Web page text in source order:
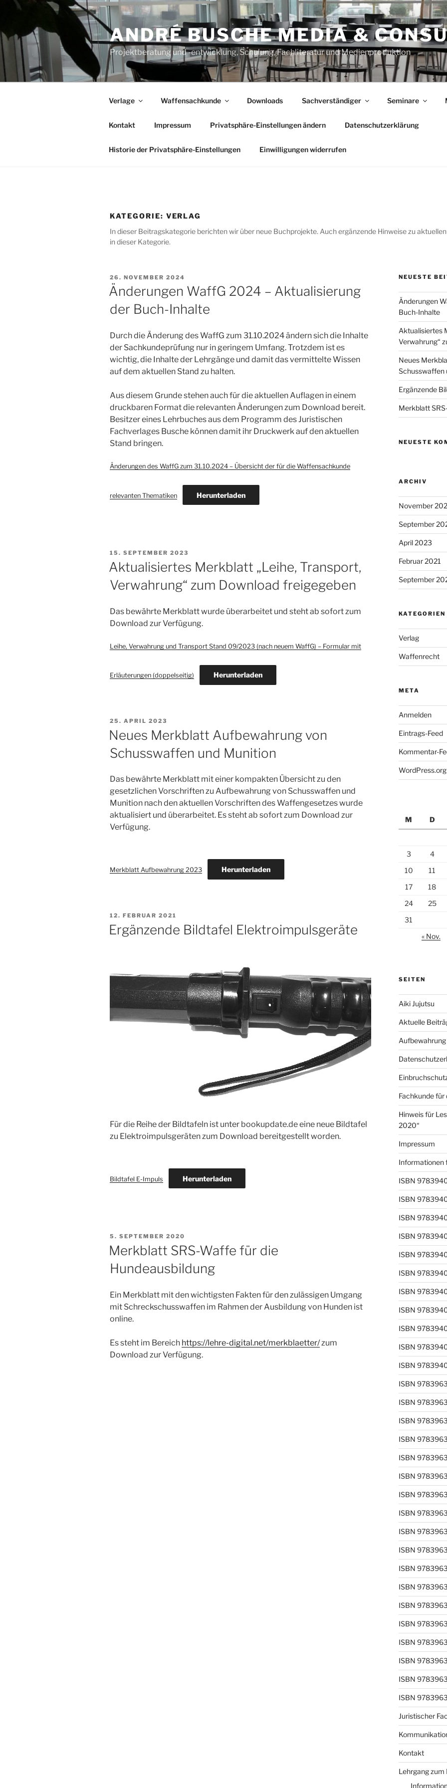
Zum
springen
ANDRÉ BUSCHE MEDIA &
Projektberatung und -entwicklung, Schulung, Fachliteratur und Medienproduktion
Verlage Waffensachkunde Downloads Sachverständiger Seminare
Kontakt Impressum Privatsphäre-Einstellungen ändern Datenschutzerklärung
Historie der Privatsphäre-Einstellungen Einwilligungen widerrufen
KATEGORIE: VERLAG
In dieser Beitragskategorie berichten wir über neue Buchprojekte. Auch ergänzende Hinweise zu
in dieser Kategorie.
VERÖFFENTLICHT
AM
26. NOVEMBER 2024
Änderungen WaffG 2024 – Aktualisierung
der Buch-Inhalte
Durch die Änderung des WaffG zum 31.10.2024 ändern sich die Inhalte
der Sachkundeprüfung nur in geringem Umfang. Trotzdem ist es
wichtig, die Inhalte der Lehrgänge und damit das vermittelte Wissen
auf dem aktuellen Stand zu halten.
Aus diesem Grunde stehen auch für die aktuellen Auflagen in einem
druckbaren Format die relevanten Änderungen zum Download bereit.
Besitzer eines Lehrbuches aus dem Programm des Juristischen
Fachverlages Busche können damit ihr Druckwerk auf den aktuellen
Stand bringen.
Änderungen des WaffG zum 31.10.2024 – Übersicht der für die Waffensachkunde
relevanten Thematiken Herunterladen
VERÖFFENTLICHT
AM
15. SEPTEMBER 2023
Aktualisiertes Merkblatt „Leihe, Transport,
Verwahrung“ zum Download freigegeben
Das bewährte Merkblatt wurde überarbeitet und steht ab sofort zum
Download zur Verfügung.
Leihe, Verwahrung und Transport Stand 09/2023 (nach neuem WaffG) – Formular mit
Erläuterungen (doppelseitig) Herunterladen
VERÖFFENTLICHT
AM
25. APRIL 2023
Neues Merkblatt Aufbewahrung von
Schusswaffen und Munition
Das bewährte Merkblatt mit einer kompakten Übersicht zu den
gesetzlichen Vorschriften zu Aufbewahrung von Schusswaffen und
Munition nach den aktuellen Vorschriften des Waffengesetzes wurde
aktualisiert und überarbeitet. Es steht ab sofort zum Download zur
Verfügung.
Merkblatt Aufbewahrung 2023 Herunterladen
VERÖFFENTLICHT
AM
12. FEBRUAR 2021
Ergänzende Bildtafel Elektroimpulsgeräte
Für die Reihe der Bildtafeln ist unter bookupdate.de eine neue Bildtafel
zu Elektroimpulsgeräten zum Download bereitgestellt worden.
Bildtafel E-Impuls Herunterladen
VERÖFFENTLICHT
AM
5. SEPTEMBER 2020
Merkblatt SRS-Waffe für die
Hundeausbildung
Ein Merkblatt mit den wichtigsten Fakten für den zulässigen Umgang
mit Schreckschusswaffen im Rahmen der Ausbildung von Hunden ist
online.
Es steht im Bereich https://lehre-digital.net/merkblaetter/zum
Download zur Verfügung.
NEUESTE
Änderungen
Buch-Inhalte
Aktualisiertes
Verwahrung“
Neues
Schusswaffen
Ergänzende
Merkblatt
NEUESTE
ARCHIV
November
September
April 2023
Februar 2021
September
KATEGORIEN
Verlag
Waffenrecht
META
Anmelden
Eintrags-Feed
Kommentar-
WordPress.org
M
D
3
4
10
11
17
18
24
25
31
« Nov.
SEITEN
Aiki Jujutsu
Aktuelle
Fachkunde für
Hinweis für
2020“
Impressum
Informationen
ISBN
ISBN
ISBN
ISBN
ISBN
ISBN
ISBN
ISBN
ISBN
ISBN
ISBN
ISBN
ISBN
ISBN
ISBN
ISBN
ISBN
ISBN
ISBN
ISBN
ISBN
ISBN
ISBN
ISBN
ISBN
ISBN
ISBN
ISBN
ISBN
Juristischer
Kontakt
Lehrgang